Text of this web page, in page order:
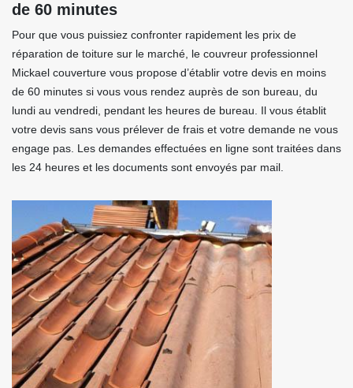
de 60 minutes
Pour que vous puissiez confronter rapidement les prix de
réparation de toiture sur le marché, le couvreur professionnel
Mickael couverture vous propose d’établir votre devis en moins
de 60 minutes si vous vous rendez auprès de son bureau, du
lundi au vendredi, pendant les heures de bureau. Il vous établit
votre devis sans vous prélever de frais et votre demande ne vous
engage pas. Les demandes effectuées en ligne sont traitées dans
les 24 heures et les documents sont envoyés par mail.